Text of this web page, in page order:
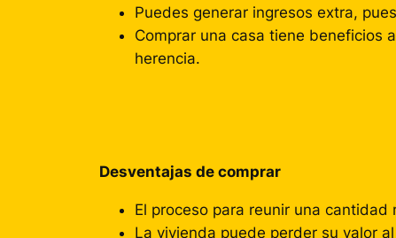
Puedes generar ingresos extra,
Comprar una casa tiene beneficios
herencia.
Desventajas de comprar
El proceso para reunir una
La vivienda puede perder su valor